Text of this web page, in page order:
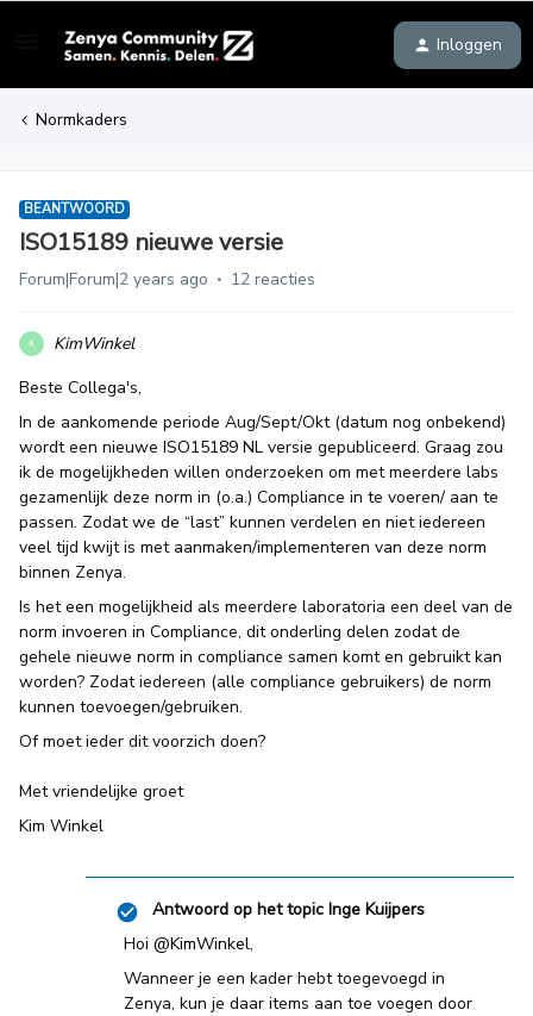
Inloggen
Normkaders
BEANTWOORD
ISO15189 nieuwe versie
Forum|Forum|2 years ago 12 reacties
K
KimWinkel
Beste Collega's,
In de aankomende periode Aug/Sept/Okt (datum nog onbekend)
wordt een nieuwe ISO15189 NL versie gepubliceerd. Graag zou
ik de mogelijkheden willen onderzoeken om met meerdere labs
gezamenlijk deze norm in (o.a.) Compliance in te voeren/ aan te
passen. Zodat we de “last” kunnen verdelen en niet iedereen
veel tijd kwijt is met aanmaken/implementeren van deze norm
binnen Zenya.
Is het een mogelijkheid als meerdere laboratoria een deel van de
norm invoeren in Compliance, dit onderling delen zodat de
gehele nieuwe norm in compliance samen komt en gebruikt kan
worden? Zodat iedereen (alle compliance gebruikers) de norm
kunnen toevoegen/gebruiken.
Of moet ieder dit voorzich doen?
Met vriendelijke groet
Kim Winkel
Antwoord op het topic Inge Kuijpers
Hoi @KimWinkel,
Wanneer je een kader hebt toegevoegd in
Zenya, kun je daar items aan toe voegen door